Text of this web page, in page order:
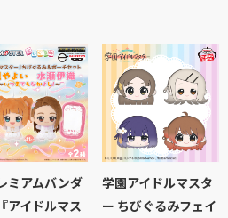
ミアムバンダ
アイドルマス
学園アイドルマスタ
ー ちびぐるみフェイ